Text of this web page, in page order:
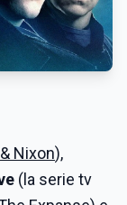
Nixon),
(la serie tv